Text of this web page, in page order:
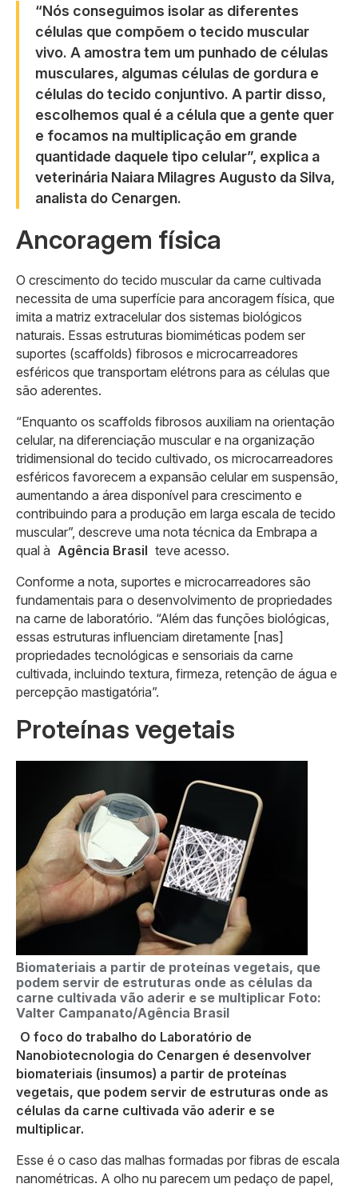
“Nós conseguimos isolar as diferentes
células que compõem o tecido muscular
vivo. A amostra tem um punhado de células
musculares, algumas células de gordura e
células do tecido conjuntivo. A partir disso,
escolhemos qual é a célula que a gente quer
e focamos na multiplicação em grande
quantidade daquele tipo celular”, explica a
veterinária Naiara Milagres Augusto da Silva,
analista do Cenargen.
Ancoragem física
O crescimento do tecido muscular da carne cultivada
necessita de uma superfície para ancoragem física, que
imita a matriz extracelular dos sistemas biológicos
naturais. Essas estruturas biomiméticas podem ser
suportes (scaffolds) fibrosos e microcarreadores
esféricos que transportam elétrons para as células que
são aderentes.
“Enquanto os scaffolds fibrosos auxiliam na orientação
celular, na diferenciação muscular e na organização
tridimensional do tecido cultivado, os microcarreadores
esféricos favorecem a expansão celular em suspensão,
aumentando a área disponível para crescimento e
contribuindo para a produção em larga escala de tecido
muscular”, descreve uma nota técnica da Embrapa a
qual à Agência Brasil teve acesso.
Conforme a nota, suportes e microcarreadores são
fundamentais para o desenvolvimento de propriedades
na carne de laboratório. “Além das funções biológicas,
essas estruturas influenciam diretamente [nas]
propriedades tecnológicas e sensoriais da carne
cultivada, incluindo textura, firmeza, retenção de água e
percepção mastigatória”.
Proteínas vegetais
Biomateriais a partir de proteínas vegetais, que
podem servir de estruturas onde as células da
carne cultivada vão aderir e se multiplicar Foto:
Valter Campanato/Agência Brasil
O foco do trabalho do Laboratório de
Nanobiotecnologia do Cenargen é desenvolver
biomateriais (insumos) a partir de proteínas
vegetais, que podem servir de estruturas onde as
células da carne cultivada vão aderir e se
multiplicar.
Esse é o caso das malhas formadas por fibras de escala
nanométricas. A olho nu parecem um pedaço de papel,